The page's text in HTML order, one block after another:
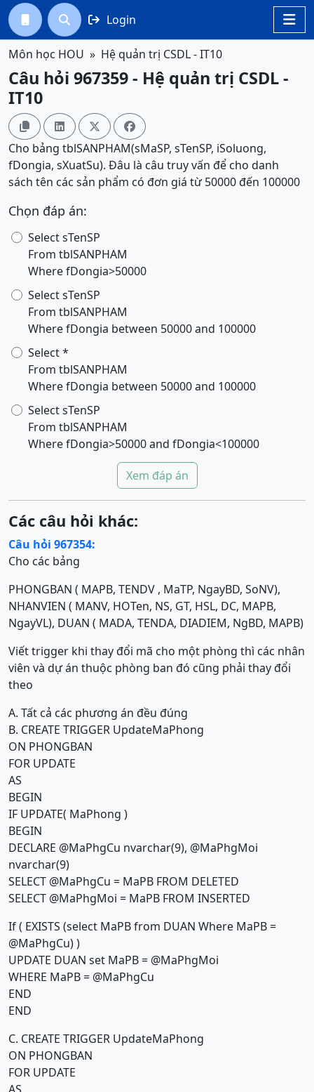

  Login
Môn học HOU Hệ quản trị CSDL - IT10
Câu hỏi 967359 - Hệ quản trị CSDL -
IT10
   
Cho bảng tblSANPHAM(sMaSP, sTenSP, iSoluong,
fDongia, sXuatSu). Đâu là câu truy vấn để cho danh
sách tên các sản phẩm có đơn giá từ 50000 đến 100000
Chọn đáp án:
Select sTenSP
From tblSANPHAM
Where fDongia>50000
Select sTenSP
From tblSANPHAM
Where fDongia between 50000 and 100000
Select *
From tblSANPHAM
Where fDongia between 50000 and 100000
Select sTenSP
From tblSANPHAM
Where fDongia>50000 and fDongia<100000
Xem đáp án
Các câu hỏi khác:
Câu hỏi 967354:
Cho các bảng
PHONGBAN ( MAPB, TENDV , MaTP, NgayBD, SoNV),
NHANVIEN ( MANV, HOTen, NS, GT, HSL, DC, MAPB,
NgayVL), DUAN ( MADA, TENDA, DIADIEM, NgBD, MAPB)
Viết trigger khi thay đổi mã cho một phòng thì các nhân
viên và dự án thuộc phòng ban đó cũng phải thay đổi
theo
A. Tất cả các phương án đều đúng
B. CREATE TRIGGER UpdateMaPhong
ON PHONGBAN
FOR UPDATE
AS
BEGIN
IF UPDATE( MaPhong )
BEGIN
DECLARE @MaPhgCu nvarchar(9), @MaPhgMoi
nvarchar(9)
SELECT @MaPhgCu = MaPB FROM DELETED
SELECT @MaPhgMoi = MaPB FROM INSERTED
If ( EXISTS (select MaPB from DUAN Where MaPB =
@MaPhgCu) )
UPDATE DUAN set MaPB = @MaPhgMoi
WHERE MaPB = @MaPhgCu
END
END
C. CREATE TRIGGER UpdateMaPhong
ON PHONGBAN
FOR UPDATE